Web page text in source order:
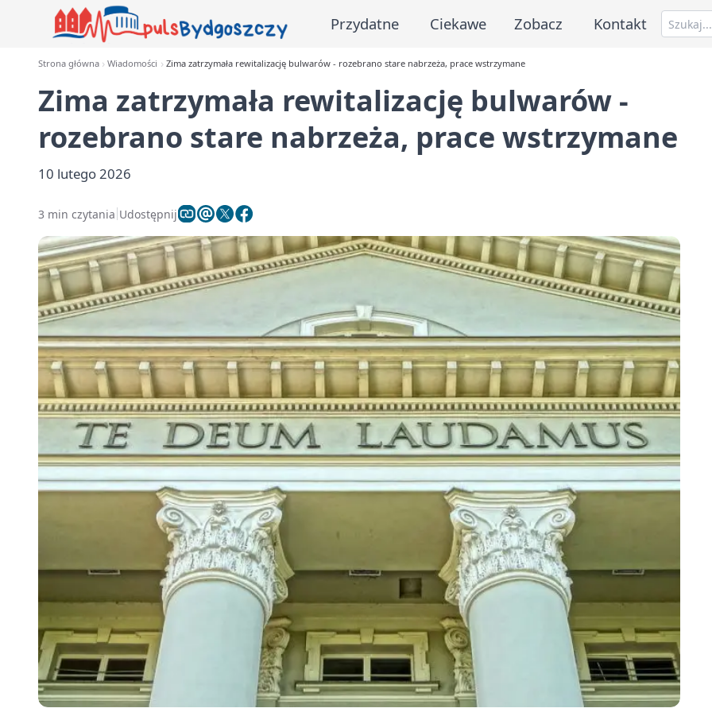
Przydatne Ciekawe Zobacz Kontakt
Strona główna Wiadomości Zima zatrzymała rewitalizację bulwarów - rozebrano stare nabrzeża, prace wstrzymane
Zima zatrzymała rewitalizację bulwarów -
rozebrano stare nabrzeża, prace wstrzymane
10 lutego 2026
3 min czytania Udostępnij